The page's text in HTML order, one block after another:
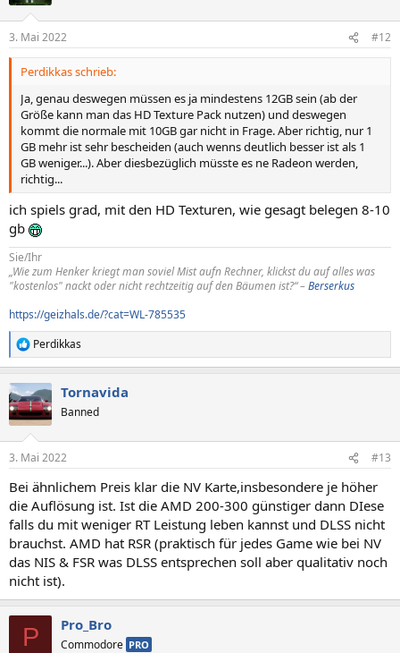
3. Mai 2022 #12
Perdikkas schrieb:
Ja, genau deswegen müssen es ja mindestens 12GB sein (ab der
Größe kann man das HD Texture Pack nutzen) und deswegen
kommt die normale mit 10GB gar nicht in Frage. Aber richtig, nur 1
GB mehr ist sehr bescheiden (auch wenns deutlich besser ist als 1
GB weniger...). Aber diesbezüglich müsste es ne Radeon werden,
richtig...
ich spiels grad, mit den HD Texturen, wie gesagt belegen 8-10
gb
Sie/Ihr
„Wie zum Henker kriegt man soviel Mist aufn Rechner, klickst du auf alles was
"kostenlos" nackt oder nicht rechtzeitig auf den Bäumen ist?“ –Berserkus
https://geizhals.de/?cat=WL-785535
R
e
k
t
i
e
:
Perdikkas
Tornavida
Banned
3. Mai 2022 #13
Bei ähnlichem Preis klar die NV Karte,insbesondere je höher
die Auflösung ist. Ist die AMD 200-300 günstiger dann DIese
falls du mit weniger RT Leistung leben kannst und DLSS nicht
brauchst. AMD hat RSR (praktisch für jedes Game wie bei NV
das NIS & FSR was DLSS entsprechen soll aber qualitativ noch
nicht ist).
P Pro_Bro
Commodore PRO